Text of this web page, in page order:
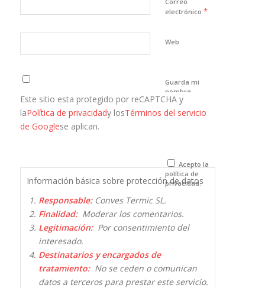
electrónico *
Web
Guarda mi
nombre,
correo
electrónico y
que comente.
Este sitio esta protegido por reCAPTCHA y
laPolítica de privacidady losTérminos del servicio
de Googlese aplican.
Acepto la
política de
privacidad.
Información básica sobre protección de datos
Responsable:Conves Termic SL.
Finalidad:Moderar los comentarios.
Legitimación:Por consentimiento del
interesado.
Destinatarios y encargados de
tratamiento:No se ceden o comunican
datos a terceros para prestar este servicio.